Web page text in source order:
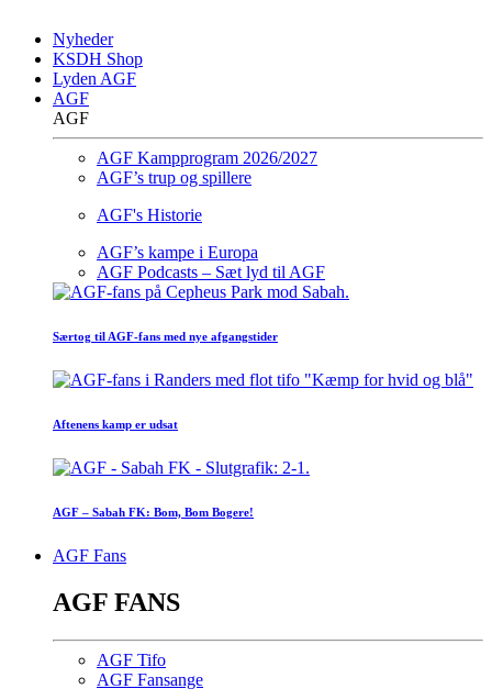
Nyheder
KSDH Shop
Lyden AGF
AGF
AGF
AGF Kampprogram 2026/2027
AGF’s trup og spillere
AGF's Historie
AGF’s kampe i Europa
AGF Podcasts – Sæt lyd til AGF
Særtog til AGF-fans med nye afgangstider
Aftenens kamp er udsat
AGF – Sabah FK: Bom, Bom Bogere!
AGF Fans
AGF FANS
AGF Tifo
AGF Fansange